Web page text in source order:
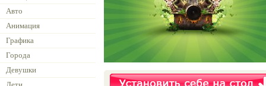
Авто
Анимация
Графика
Города
Девушки